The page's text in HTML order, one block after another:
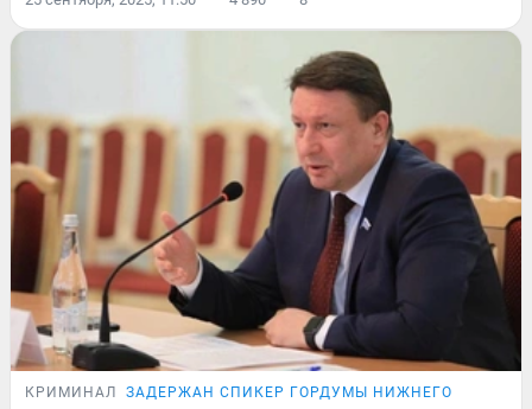
КРИМИНАЛ ЗАДЕРЖАН СПИКЕР ГОРДУМЫ НИЖНЕГО